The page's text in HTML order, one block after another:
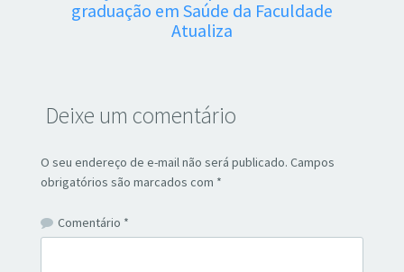
graduação em Saúde da Faculdade
Atualiza
Deixe um comentário
O seu endereço de e-mail não será publicado. Campos
obrigatórios são marcados com *
Comentário *